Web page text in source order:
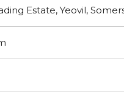
Estate, Yeovil,